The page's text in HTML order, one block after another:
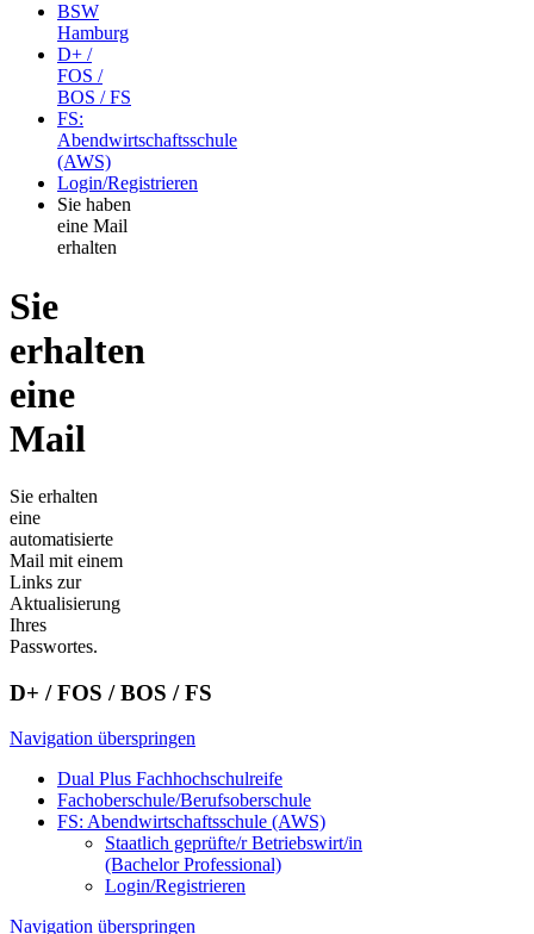
BSW
Hamburg
D+ /
FOS /
BOS / FS
FS:
Abendwirtschaftsschule
(AWS)
Login/Registrieren
Sie haben
eine Mail
erhalten
Sie
erhalten
eine
Mail
Sie erhalten
eine
automatisierte
Mail mit einem
Links zur
Aktualisierung
Ihres
Passwortes.
D+ / FOS / BOS / FS
Navigation überspringen
Dual Plus Fachhochschulreife
Fachoberschule/Berufsoberschule
FS: Abendwirtschaftsschule (AWS)
Staatlich geprüfte/r Betriebswirt/in
(Bachelor Professional)
Login/Registrieren
Navigation überspringen